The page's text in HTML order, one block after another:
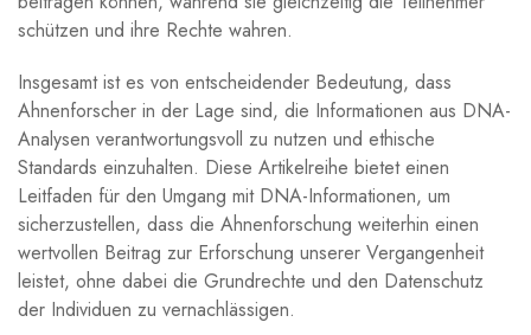
schützen und ihre Rechte wahren.
Insgesamt ist es von entscheidender Bedeutung, dass
Ahnenforscher in der Lage sind, die Informationen aus DNA-
Analysen verantwortungsvoll zu nutzen und ethische
Standards einzuhalten. Diese Artikelreihe bietet einen
Leitfaden für den Umgang mit DNA-Informationen, um
sicherzustellen, dass die Ahnenforschung weiterhin einen
wertvollen Beitrag zur Erforschung unserer Vergangenheit
leistet, ohne dabei die Grundrechte und den Datenschutz
der Individuen zu vernachlässigen.